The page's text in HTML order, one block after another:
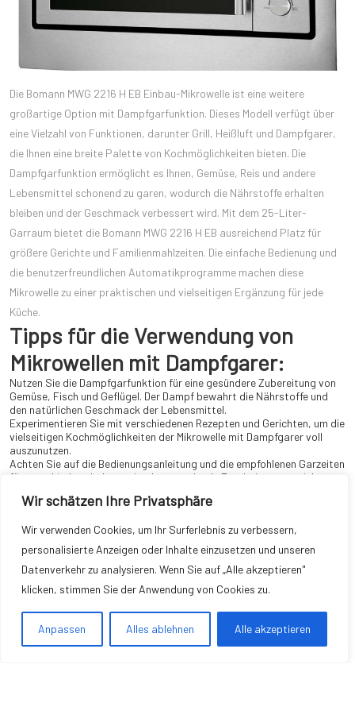
Wir schätzen Ihre Privatsphäre
Wir verwenden Cookies, um Ihr Surferlebnis zu verbessern,
personalisierte Anzeigen oder Inhalte einzusetzen und unseren
Datenverkehr zu analysieren. Wenn Sie auf „Alle akzeptieren"
klicken, stimmen Sie der Anwendung von Cookies zu.
Anpassen Alles ablehnen Alle akzeptieren
Die Bomann MWG 2216 H EB Einbau-Mikrowelle ist eine weitere
großartige Option mit Dampfgarfunktion. Dieses Modell verfügt über
eine Vielzahl von Funktionen, darunter Grill, Heißluft und Dampfgarer,
die Ihnen eine breite Palette von Kochmöglichkeiten bieten. Die
Dampfgarfunktion ermöglicht es Ihnen, Gemüse, Reis und andere
Lebensmittel schonend zu garen, wodurch die Nährstoffe erhalten
bleiben und der Geschmack verbessert wird. Mit dem 25-Liter-
Garraum bietet die Bomann MWG 2216 H EB ausreichend Platz für
größere Gerichte und Familienmahlzeiten. Die einfache Bedienung und
die benutzerfreundlichen Automatikprogramme machen diese
Mikrowelle zu einer praktischen und vielseitigen Ergänzung für jede
Küche.
Tipps für die Verwendung von
Mikrowellen mit Dampfgarer:
Nutzen Sie die Dampfgarfunktion für eine gesündere Zubereitung von
Gemüse, Fisch und Geflügel. Der Dampf bewahrt die Nährstoffe und
den natürlichen Geschmack der Lebensmittel.
Experimentieren Sie mit verschiedenen Rezepten und Gerichten, um die
vielseitigen Kochmöglichkeiten der Mikrowelle mit Dampfgarer voll
auszunutzen.
Achten Sie auf die Bedienungsanleitung und die empfohlenen Garzeiten
für verschiedene Lebensmittel, um optimale Ergebnisse zu erzielen.
Dampfgaren, um Ablagerungen und Gerüche zu vermeiden.
Mikrowellen mit Dampfgarer sind eine großartige Investition für jede
Küche, die es Ihnen ermöglicht, gesunde und leckere Mahlzeiten schnell
und einfach zuzubereiten. Die Bauknecht Jet Chef MW 179 IN und die
Bomann MWG 2216 H EB Einbau-Mikrowelle sind zwei herausragende
Funktionen bieten.